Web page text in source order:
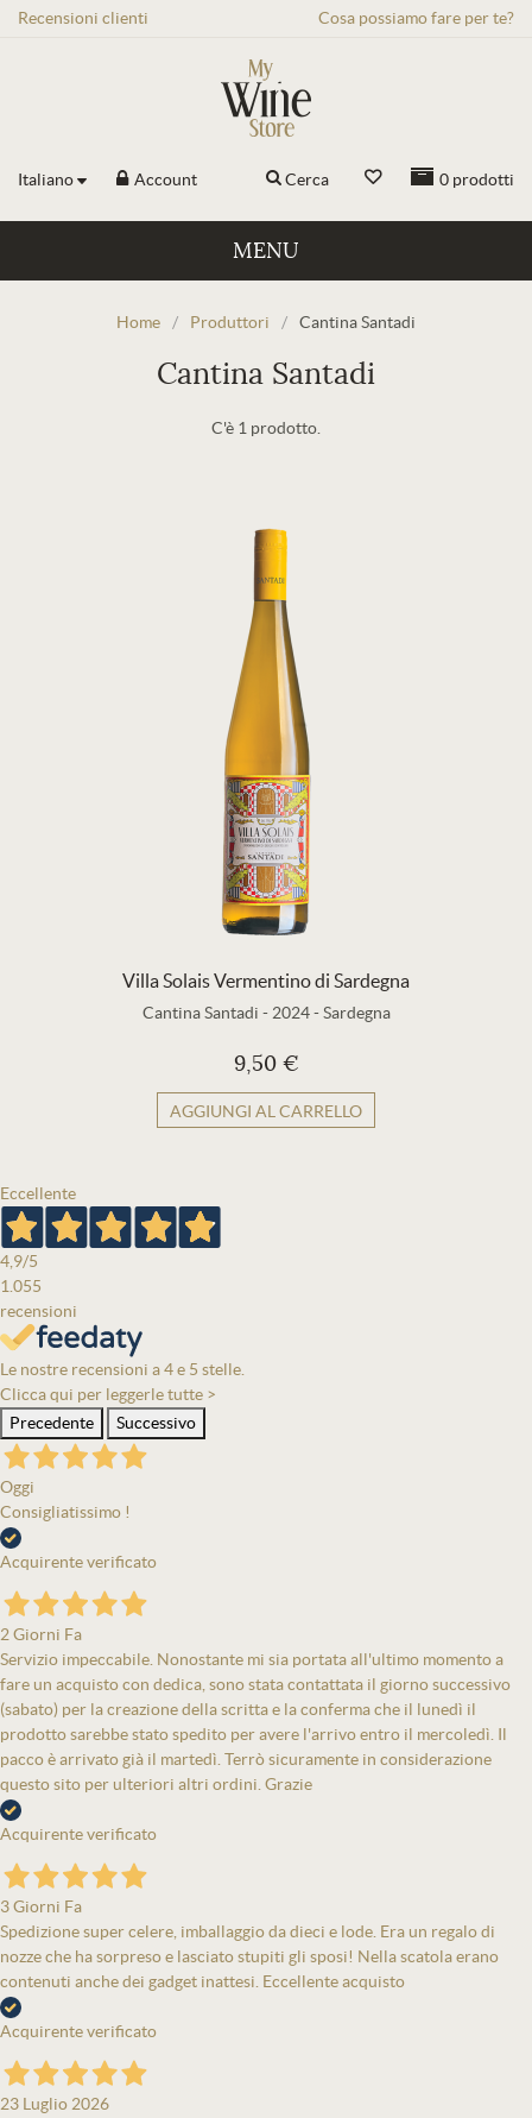
Recensioni clienti Cosa possiamo fare per te?
Italiano Account 0 prodotti
Cerca
MENU
Home / Produttori / Cantina Santadi
Cantina Santadi
C'è 1 prodotto.
Villa Solais Vermentino di Sardegna
Cantina Santadi - 2024-Sardegna
9,50 €
AGGIUNGI AL CARRELLO
Eccellente
4,9/5
1.055
recensioni
Le nostre recensioni a 4 e 5 stelle.
Clicca qui per leggerle tutte >
Precedente
Successivo
Oggi
Consigliatissimo !
Acquirente verificato
2 Giorni Fa
Servizio impeccabile. Nonostante mi sia portata all'ultimo momento a
fare un acquisto con dedica, sono stata contattata il giorno successivo
(sabato) per la creazione della scritta e la conferma che il lunedì il
prodotto sarebbe stato spedito per avere l'arrivo entro il mercoledì. Il
pacco è arrivato già il martedì. Terrò sicuramente in considerazione
questo sito per ulteriori altri ordini. Grazie
Acquirente verificato
3 Giorni Fa
Spedizione super celere, imballaggio da dieci e lode. Era un regalo di
nozze che ha sorpreso e lasciato stupiti gli sposi! Nella scatola erano
contenuti anche dei gadget inattesi. Eccellente acquisto
Acquirente verificato
23 Luglio 2026